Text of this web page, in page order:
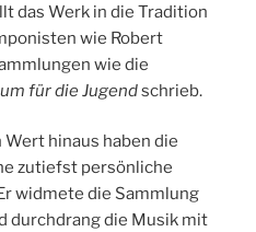
das Werk in die Tradition
wie Robert
wie die
für die Jugendschrieb.
hinaus haben die
zutiefst persönliche
widmete die Sammlung
durchdrang die Musik mit